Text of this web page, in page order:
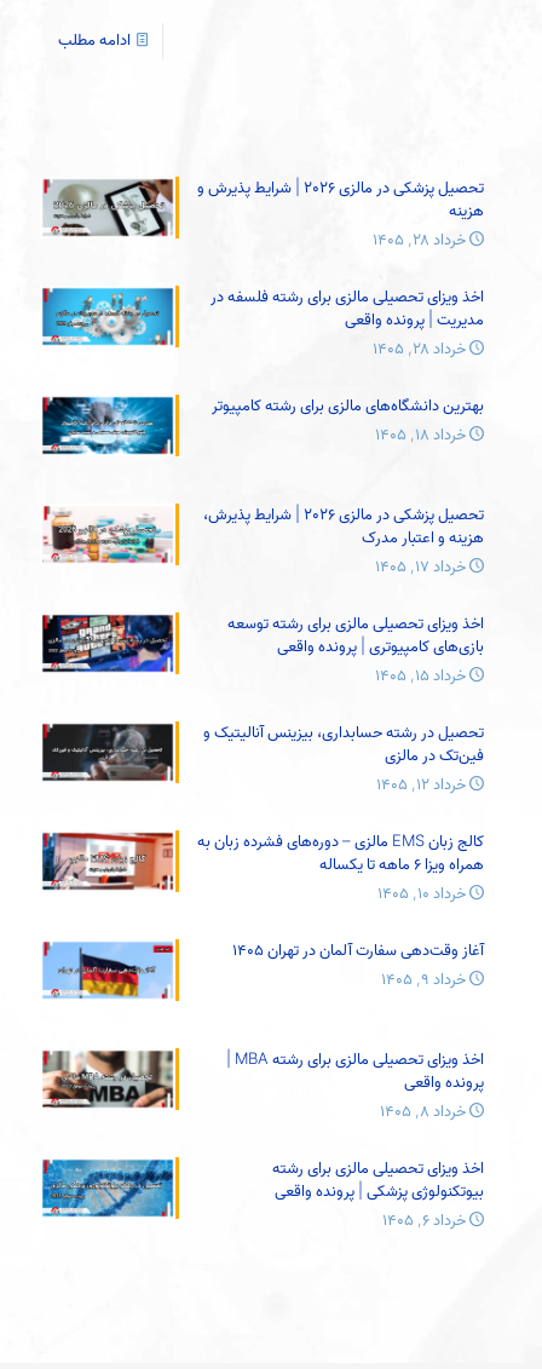
ادامه مطلب
تحصیل پزشکی در مالزی 2026 | شرایط پذیرش و
هزینه
خرداد ۲۸, ۱۴۰۵
اخذ ویزای تحصیلی مالزی برای رشته فلسفه در
مدیریت | پرونده واقعی
خرداد ۲۸, ۱۴۰۵
بهترین دانشگاه‌های مالزی برای رشته کامپیوتر
خرداد ۱۸, ۱۴۰۵
تحصیل پزشکی در مالزی 2026 | شرایط پذیرش،
هزینه و اعتبار مدرک
خرداد ۱۷, ۱۴۰۵
اخذ ویزای تحصیلی مالزی برای رشته توسعه
بازی‌های کامپیوتری | پرونده واقعی
خرداد ۱۵, ۱۴۰۵
تحصیل در رشته حسابداری، بیزینس آنالیتیک و
فین‌تک در مالزی
خرداد ۱۲, ۱۴۰۵
کالج زبان EMS مالزی – دوره‌های فشرده زبان به
همراه ویزا 6 ماهه تا یکساله
خرداد ۱۰, ۱۴۰۵
آغاز وقت‌دهی سفارت آلمان در تهران 1405
خرداد ۹, ۱۴۰۵
پرونده واقعی
خرداد ۸, ۱۴۰۵
اخذ ویزای تحصیلی مالزی برای رشته
بیوتکنولوژی پزشکی | پرونده واقعی
خرداد ۶, ۱۴۰۵